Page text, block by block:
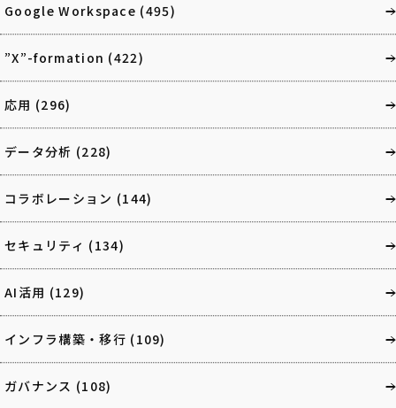
Google Workspace (495)
”X”-formation (422)
応用 (296)
データ分析 (228)
コラボレーション (144)
セキュリティ (134)
AI活用 (129)
インフラ構築・移行 (109)
ガバナンス (108)